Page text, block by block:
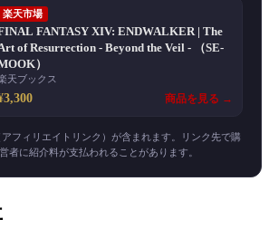
楽天市場
FANTASY XIV: ENDWALKER | The
of Resurrection - Beyond the Veil - （SE-
）
天ブックス
商品を見る →
フィリエイトリンク）が含まれます。リンク先で購
者に紹介料が支払われることがあります。